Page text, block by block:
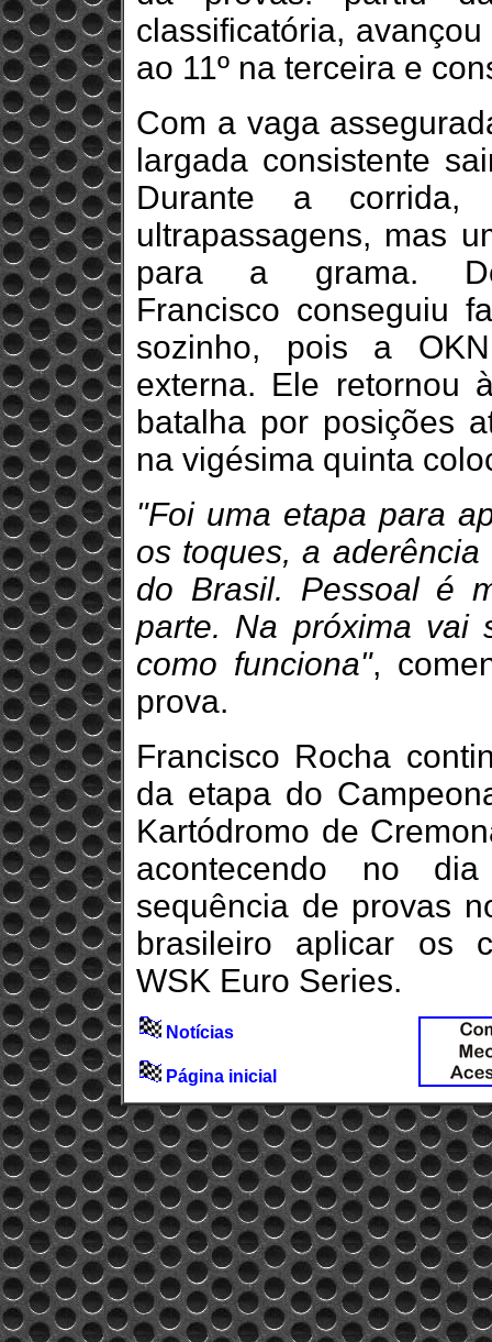
classificatória,
ao 11º na terceira e
Com a vaga
largada consistente
Durante a
ultrapassagens, mas
para a grama.
Francisco conseguiu
sozinho, pois a
externa. Ele retornou
batalha por posições
na vigésima quinta
"Foi uma etapa para
os toques, a
do Brasil. Pessoal é
parte. Na próxima vai
como funciona",
prova.
Francisco Rocha
da etapa do
Kartódromo de
acontecendo no
sequência de provas
brasileiro aplicar os
WSK Euro Series.
Notícias
Página inicial